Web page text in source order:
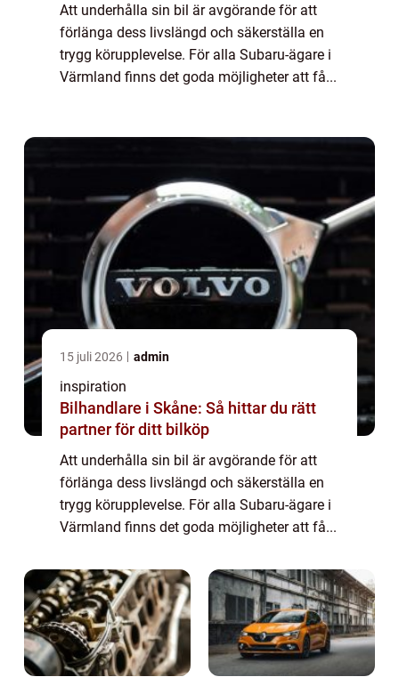
Att underhålla sin bil är avgörande för att
förlänga dess livslängd och säkerställa en
trygg körupplevelse. För alla Subaru-ägare i
Värmland finns det goda möjligheter att få...
15 juli 2026 admin
inspiration
Bilhandlare i Skåne: Så hittar du rätt
partner för ditt bilköp
Att underhålla sin bil är avgörande för att
förlänga dess livslängd och säkerställa en
trygg körupplevelse. För alla Subaru-ägare i
Värmland finns det goda möjligheter att få...